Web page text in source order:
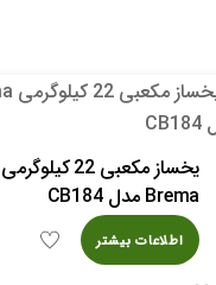
یخساز مکعبی 22 کیلوگرمی
Brema مدل CB184
اطلاعات بیشتر